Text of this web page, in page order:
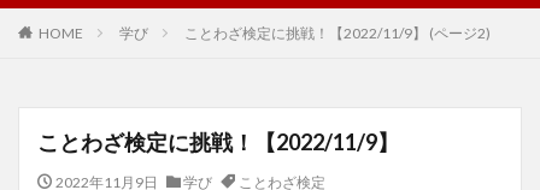
HOME 学び ことわざ検定に挑戦！【2022/11/9】 (ページ2)
ことわざ検定に挑戦！【2022/11/9】
2022年11月9日 学び ことわざ検定